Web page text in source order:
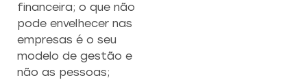
financeira; o que não
pode envelhecer nas
empresas é o seu
modelo de gestão e
não as pessoas;